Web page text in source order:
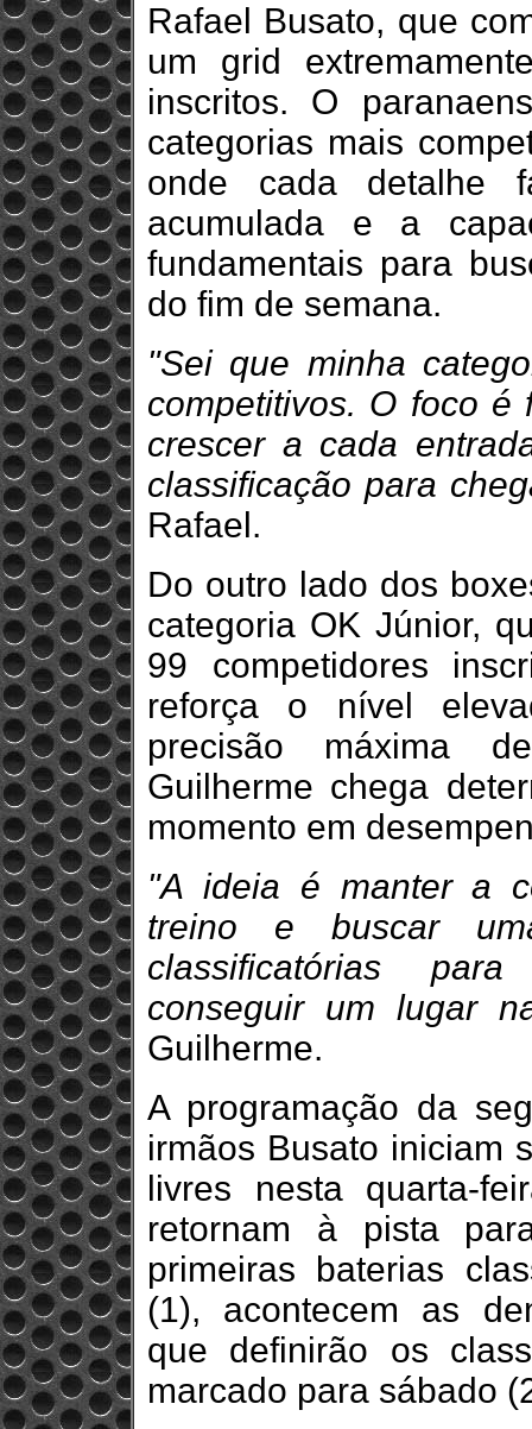
Rafael Busato, que
um grid
inscritos. O
categorias mais
onde cada detalhe
acumulada e a
fundamentais para
do fim de semana.
"Sei que minha
competitivos. O foco é
crescer a cada
classificação para
Rafael.
Do outro lado dos
categoria OK Júnior,
99 competidores
reforça o nível
precisão máxima
Guilherme chega
momento em
"A ideia é manter a
treino e buscar
classificatórias
conseguir um lugar
Guilherme.
A programação da
irmãos Busato iniciam
livres nesta quarta-
retornam à pista
primeiras baterias
(1), acontecem as
que definirão os
marcado para sábado